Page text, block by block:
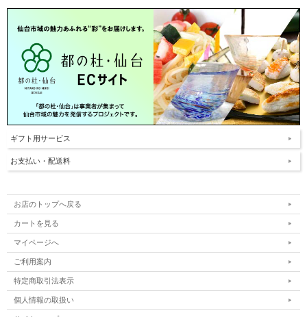
ギフト用サービス
お支払い・配送料
お店のトップへ戻る
カートを見る
マイページへ
ご利用案内
特定商取引法表示
個人情報の取扱い